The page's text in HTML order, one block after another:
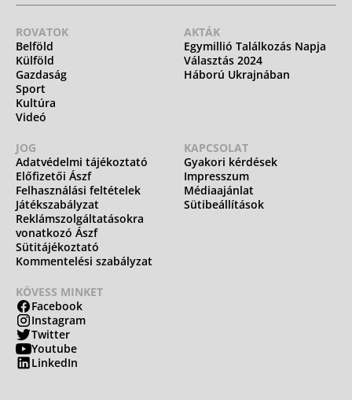
ROVATOK
Belföld
Külföld
Gazdaság
Sport
Kultúra
Videó
AKTÁK
Egymillió Találkozás Napja
Választás 2024
Háború Ukrajnában
JOG
Adatvédelmi tájékoztató
Előfizetői Ászf
Felhasználási feltételek
Játékszabályzat
Reklámszolgáltatásokra
vonatkozó Ászf
Sütitájékoztató
Kommentelési szabályzat
KAPCSOLAT
Gyakori kérdések
Impresszum
Médiaajánlat
Sütibeállítások
KÖVESS MINKET
Facebook
Instagram
Twitter
Youtube
LinkedIn